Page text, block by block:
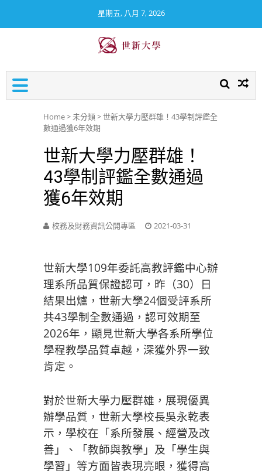
星期五, 八月 7, 2026
Home>未分類>世新大學力壓群雄！43學制評鑑全
數通過獲6年效期
世新大學力壓群雄！
43學制評鑑全數通過
獲6年效期
校務及財務資訊公開專區 2021-03-31
世新大學109年委託高教評鑑中心辦
理系所品質保證認可，昨（30）日
結果出爐，世新大學24個受評系所
共43學制全數通過，認可效期至
2026年，顯見世新大學各系所學位
學程教學品質卓越，深獲外界一致
肯定。
對於世新大學力壓群雄，展現優異
辦學品質，世新大學校長吳永乾表
示，學校在「系所發展、經營及改
善」、「教師與教學」及「學生與
學習」等方面皆表現亮眼，獲得高